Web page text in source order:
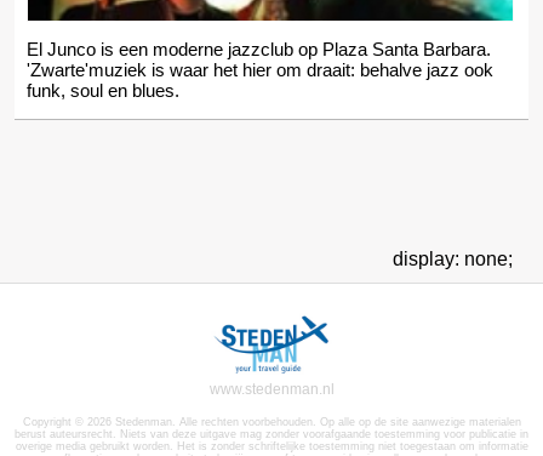
El Junco is een moderne jazzclub op Plaza Santa Barbara.
'Zwarte'muziek is waar het hier om draait: behalve jazz ook
funk, soul en blues.
display: none;
www.stedenman.nl
Copyright © 2026 Stedenman. Alle rechten voorbehouden. Op alle op de site aanwezige materialen
berust auteursrecht. Niets van deze uitgave mag zonder voorafgaande toestemming voor publicatie in
overige media gebruikt worden. Het is zonder schriftelijke toestemming niet toegestaan om informatie